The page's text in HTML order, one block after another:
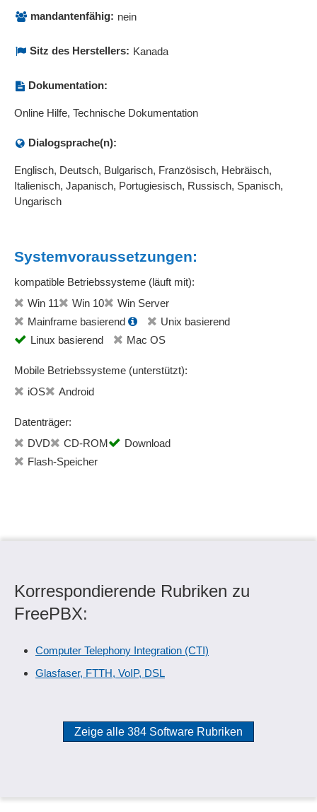
mandantenfähig: nein
Sitz des Herstellers: Kanada
Dokumentation:
Online Hilfe, Technische Dokumentation
Dialogsprache(n):
Englisch, Deutsch, Bulgarisch, Französisch, Hebräisch,
Italienisch, Japanisch, Portugiesisch, Russisch, Spanisch,
Ungarisch
Systemvoraussetzungen:
kompatible Betriebssysteme (läuft mit):
Win 11
Win 10
Win Server
Mainframe basierend
Unix basierend
Linux basierend
Mac OS
Mobile Betriebssysteme (unterstützt):
iOS
Android
Datenträger:
DVD
CD-ROM
Download
Flash-Speicher
Korrespondierende Rubriken zu
FreePBX:
Computer Telephony Integration (CTI)
Glasfaser, FTTH, VoIP, DSL
Zeige alle 384 Software Rubriken